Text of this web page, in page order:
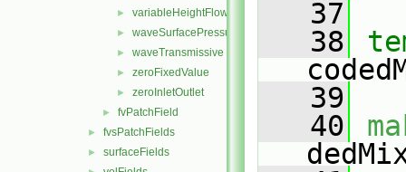
► variableHeightFlowRateInletVelocity
► waveSurfacePressure
► waveTransmissive
► zeroFixedValue
► zeroInletOutlet
► fvPatchField
► fvsPatchFields
► surfaceFields
   37
   38
   39
   40